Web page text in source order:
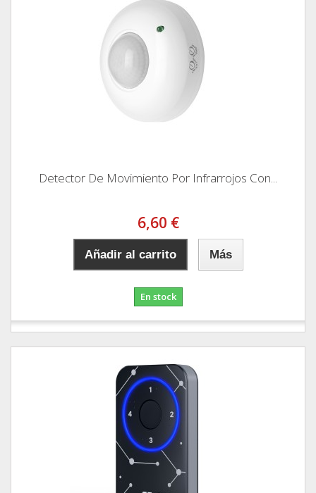
Detector De Movimiento Por Infrarrojos Con...
6,60 €
Añadir al carrito Más
En stock